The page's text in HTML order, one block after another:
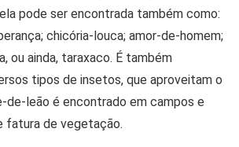
pode ser encontrada também como:
chicória-louca; amor-de-homem;
ou ainda, taraxaco. É também
tipos de insetos, que aproveitam o
de-leão é encontrado em campos e
fatura de vegetação.